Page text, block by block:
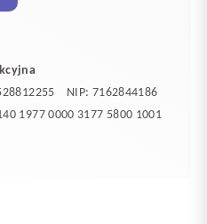
NIP: 7162844186
1977 0000 3177 5800 1001